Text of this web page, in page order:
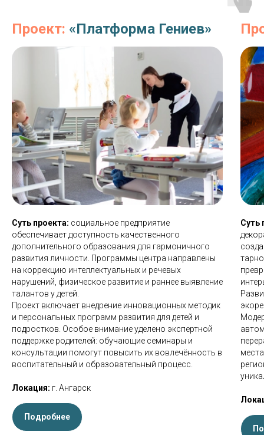
Проект: «Платформа Гениев»
Суть проекта: социальное предприятие
обеспечивает доступность качественного
дополнительного образования для гармоничного
развития личности. Программы центра направлены
на коррекцию интеллектуальных и речевых
нарушений, физическое развитие и раннее выявление
талантов у детей.
Проект включает внедрение инновационных методик
и персональных программ развития для детей и
подростков. Особое внимание уделено экспертной
поддержке родителей: обучающие семинары и
консультации помогут повысить их вовлечённость в
воспитательный и образовательный процесс.
Локация: г. Ангарск
Подробнее
Суть